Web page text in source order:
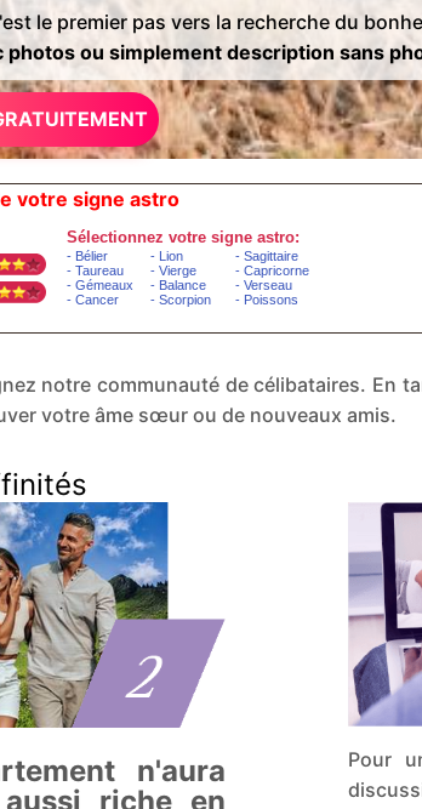
le premier pas vers la recherche du
photos ou simplement description sans
votre signe astro
notre communauté de célibataires. En
votre âme sœur ou de nouveaux amis.
n'aura
riche en
Pour